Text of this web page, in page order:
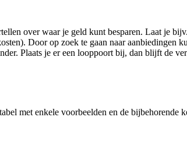
over waar je geld kunt besparen. Laat je
Door op zoek te gaan naar aanbiedingen
Plaats je er een looppoort bij, dan blijft de
met enkele voorbeelden en de bijbehorende